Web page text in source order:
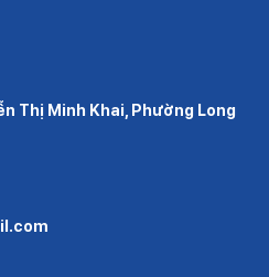
Thị Minh Khai, Phường Long